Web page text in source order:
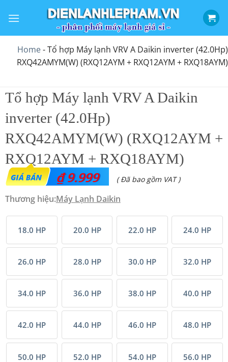
qua
dungHome-Tổ hợp Máy lạnh VRV A Daikin inverter (42.0Hp)
RXQ42AMYM(W) (RXQ12AYM + RXQ12AYM + RXQ18AYM)
Tổ hợp Máy lạnh VRV A Daikin
inverter (42.0Hp)
RXQ42AMYM(W) (RXQ12AYM +
RXQ12AYM + RXQ18AYM)
₫9.999 ( Đã bao gồm VAT )
Thương hiệu:Máy Lạnh Daikin
18.0 HP 20.0 HP 22.0 HP 24.0 HP
26.0 HP 28.0 HP 30.0 HP 32.0 HP
34.0 HP 36.0 HP 38.0 HP 40.0 HP
42.0 HP 44.0 HP 46.0 HP 48.0 HP
50.0 HP 52.0 HP 54.0 HP 56.0 HP